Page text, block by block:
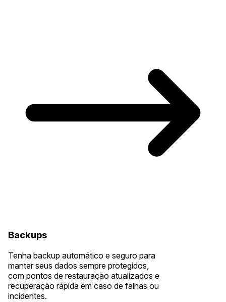
Backups
Tenha backup automático e seguro para
manter seus dados sempre protegidos,
com pontos de restauração atualizados e
recuperação rápida em caso de falhas ou
incidentes.